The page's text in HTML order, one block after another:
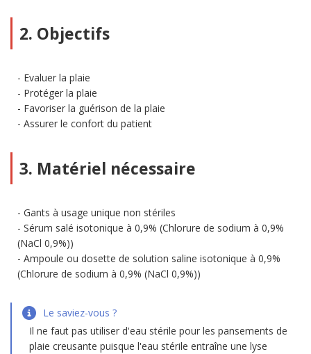
2. Objectifs
Evaluer la plaie
Protéger la plaie
Favoriser la guérison de la plaie
Assurer le confort du patient
3. Matériel nécessaire
Gants à usage unique non stériles
Sérum salé isotonique à 0,9% (Chlorure de sodium à 0,9%
(NaCl 0,9%))
Ampoule ou dosette de solution saline isotonique à 0,9%
(Chlorure de sodium à 0,9% (NaCl 0,9%))
Le saviez-vous ?
Il ne faut pas utiliser d'eau stérile pour les pansements de
plaie creusante puisque l'eau stérile entraîne une lyse